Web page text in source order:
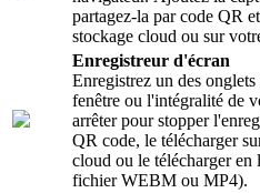
partagez-la par code QR
stockage cloud ou sur
Enregistreur d'écran
Enregistrez un des
fenêtre ou l'intégralité de
arrêter pour stopper
QR code, le télécharger
cloud ou le télécharger en
fichier WEBM ou MP4).